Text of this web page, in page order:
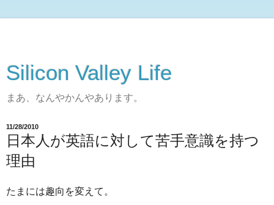
Silicon Valley Life
まあ、なんやかんやあります。
11/28/2010
日本人が英語に対して苦手意識を持つ
理由
たまには趣向を変えて。